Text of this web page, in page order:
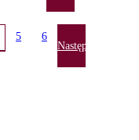
5 6
Następna